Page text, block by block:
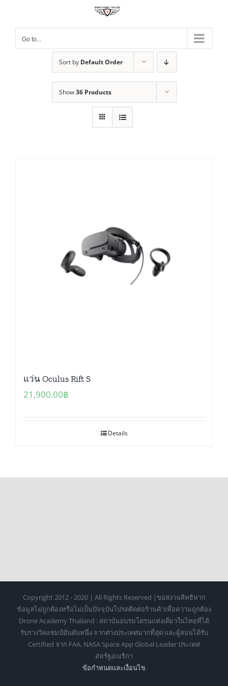
contentGo to...
Sort by Default Order
Show36 Products
แว่น Oculus Rift S
21,900.00฿
Details
Copyright 2012 - 2020 | All Rights Reserved |ขอสงวนสิทธิหาก
ข้อมูลไม่ถูกต้องหรือไม่เป็นปัจจุบันโปรดติดต่อร้านค้าเพื่อความถูกต้อง
Drone Academy Thailand : สถาบันอบรมโดรนแห่งเดียวในไทยที่ได้
รับรางวัลแชมป์อันดับหนึ่ง จากต่างประเทศมากที่สุด และผู้สอนได้รับ
Certified จาก FAA, NASA Space App Global Leader ประเทศ
สหรัฐอเมริกา
ข้อกำหนดเเละเงื่อนไข